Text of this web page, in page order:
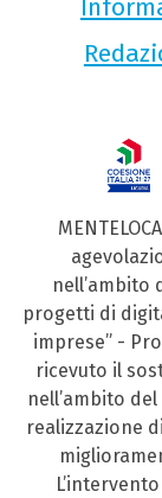
nell’ambito
progetti di
imprese” -
ricevuto il
nell’ambito del
realizzazione